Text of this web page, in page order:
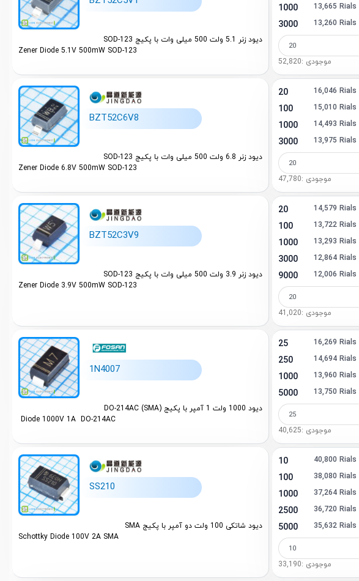
Semtech (7)
International Rectifier (1)
Sanken Electric (1)
Murata Manufacturing (1)
Shikues (3)
Hottech Semiconductor (19)
Sino Microelectronics (1)
KIA Semicon Tech (1)
SUNMATE Elec (6)
Slkor (2)
GOODWORK (6)
YFW (1)
PANJIT International (8)
MHCXHM (1)
MSKSEMI (4)
FOSAN (2)
Kefan Micro Semiconductor (6)
DO-219AB-2 (4)
DPAK (11)
GBU (3)
KBPC (2)
KBU (2)
MiniMelf (SOD-80, DO-213AA) (34)
MQFN-6 (1)
MT-35A (1)
PowerDI-123-2 (6)
POWERDI-5 (1)
PowerDI5-3 (4)
SC-59-3 (1)
SC-70-3 (1)
SC70-6 (1)
SC70-5L (1)
SMAF (4)
SOD-123 (19)
دیود زنر 5.1 ولت 500 میلی وات با پکیج SOD-123
Zener Diode 5.1V 500mW SOD-123
1000 13,665 Rials
3000 13,260 Rials
موجودی :52,820
BZT52C6V8
دیود زنر 6.8 ولت 500 میلی وات با پکیج SOD-123
Zener Diode 6.8V 500mW SOD-123
20 16,046 Rials
100 15,010 Rials
1000 14,493 Rials
3000 13,975 Rials
موجودی :47,780
BZT52C3V9
دیود زنر 3.9 ولت 500 میلی وات با پکیج SOD-123
Zener Diode 3.9V 500mW SOD-123
20 14,579 Rials
100 13,722 Rials
1000 13,293 Rials
3000 12,864 Rials
9000 12,006 Rials
موجودی :41,020
1N4007
دیود 1000 ولت 1 آمپر با پکیج DO-214AC (SMA)
Diode 1000V 1A DO-214AC
25 16,269 Rials
250 14,694 Rials
1000 13,960 Rials
5000 13,750 Rials
موجودی :40,625
SS210
دیود شاتکی 100 ولت دو آمپر با پکیج SMA
Schottky Diode 100V 2A SMA
10 40,800 Rials
100 38,080 Rials
1000 37,264 Rials
2500 36,720 Rials
5000 35,632 Rials
موجودی :33,190